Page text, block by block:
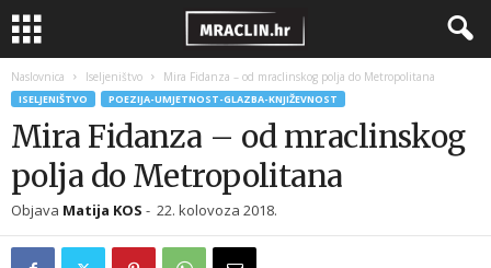
Naslovnica Iseljeništvo Mira Fidanza – od mraclinskog polja do Metropolitana
ISELJENIŠTVO POEZIJA-UMJETNOST-GLAZBA-KNJIŽEVNOST
Mira Fidanza – od mraclinskog
polja do Metropolitana
Objava Matija KOS - 22. kolovoza 2018.